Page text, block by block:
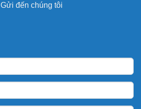
Gửi đến chúng tôi